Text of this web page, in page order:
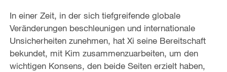
In einer Zeit, in der sich tiefgreifende globale
Veränderungen beschleunigen und internationale
Unsicherheiten zunehmen, hat Xi seine Bereitschaft
bekundet, mit Kim zusammenzuarbeiten, um den
wichtigen Konsens, den beide Seiten erzielt haben,